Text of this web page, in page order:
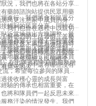
況，我們也將在各站分享
藥師諮詢站提供民眾用藥
民更注意家中成員的身
我們也會在過程中以親切
解他們的生活習慣，並藉
讓民眾不再認為健檢為可
來也能更積極地前往醫院
進行，我們將會和民眾分
觸到的民眾分享，同時在
近當地做出方塊調整，最
朋好友，選擇市場作為活
讓我們能接觸更多元的服
，避免限縮及以偏概全，
需求的人。
保為號召，除了平時隨身
也經常加入淨灘的活動。
地親身體驗，定能讓隊員
自己生活中還有哪些沒有
在出隊過程中藉由服務增
，希望每位參與的隊員都
後收穫心靈的成長與富
驗的傳承也相當重要，在
將和隊員們一起反思未來
務汙染的情況發生。我們